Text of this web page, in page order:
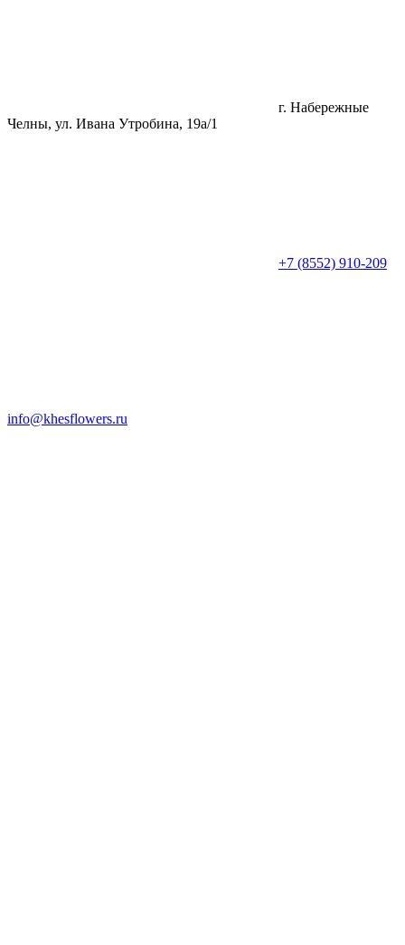
г. Набережные
Челны, ул. Ивана Утробина, 19а/1
+7 (8552) 910-209
info@khesflowers.ru